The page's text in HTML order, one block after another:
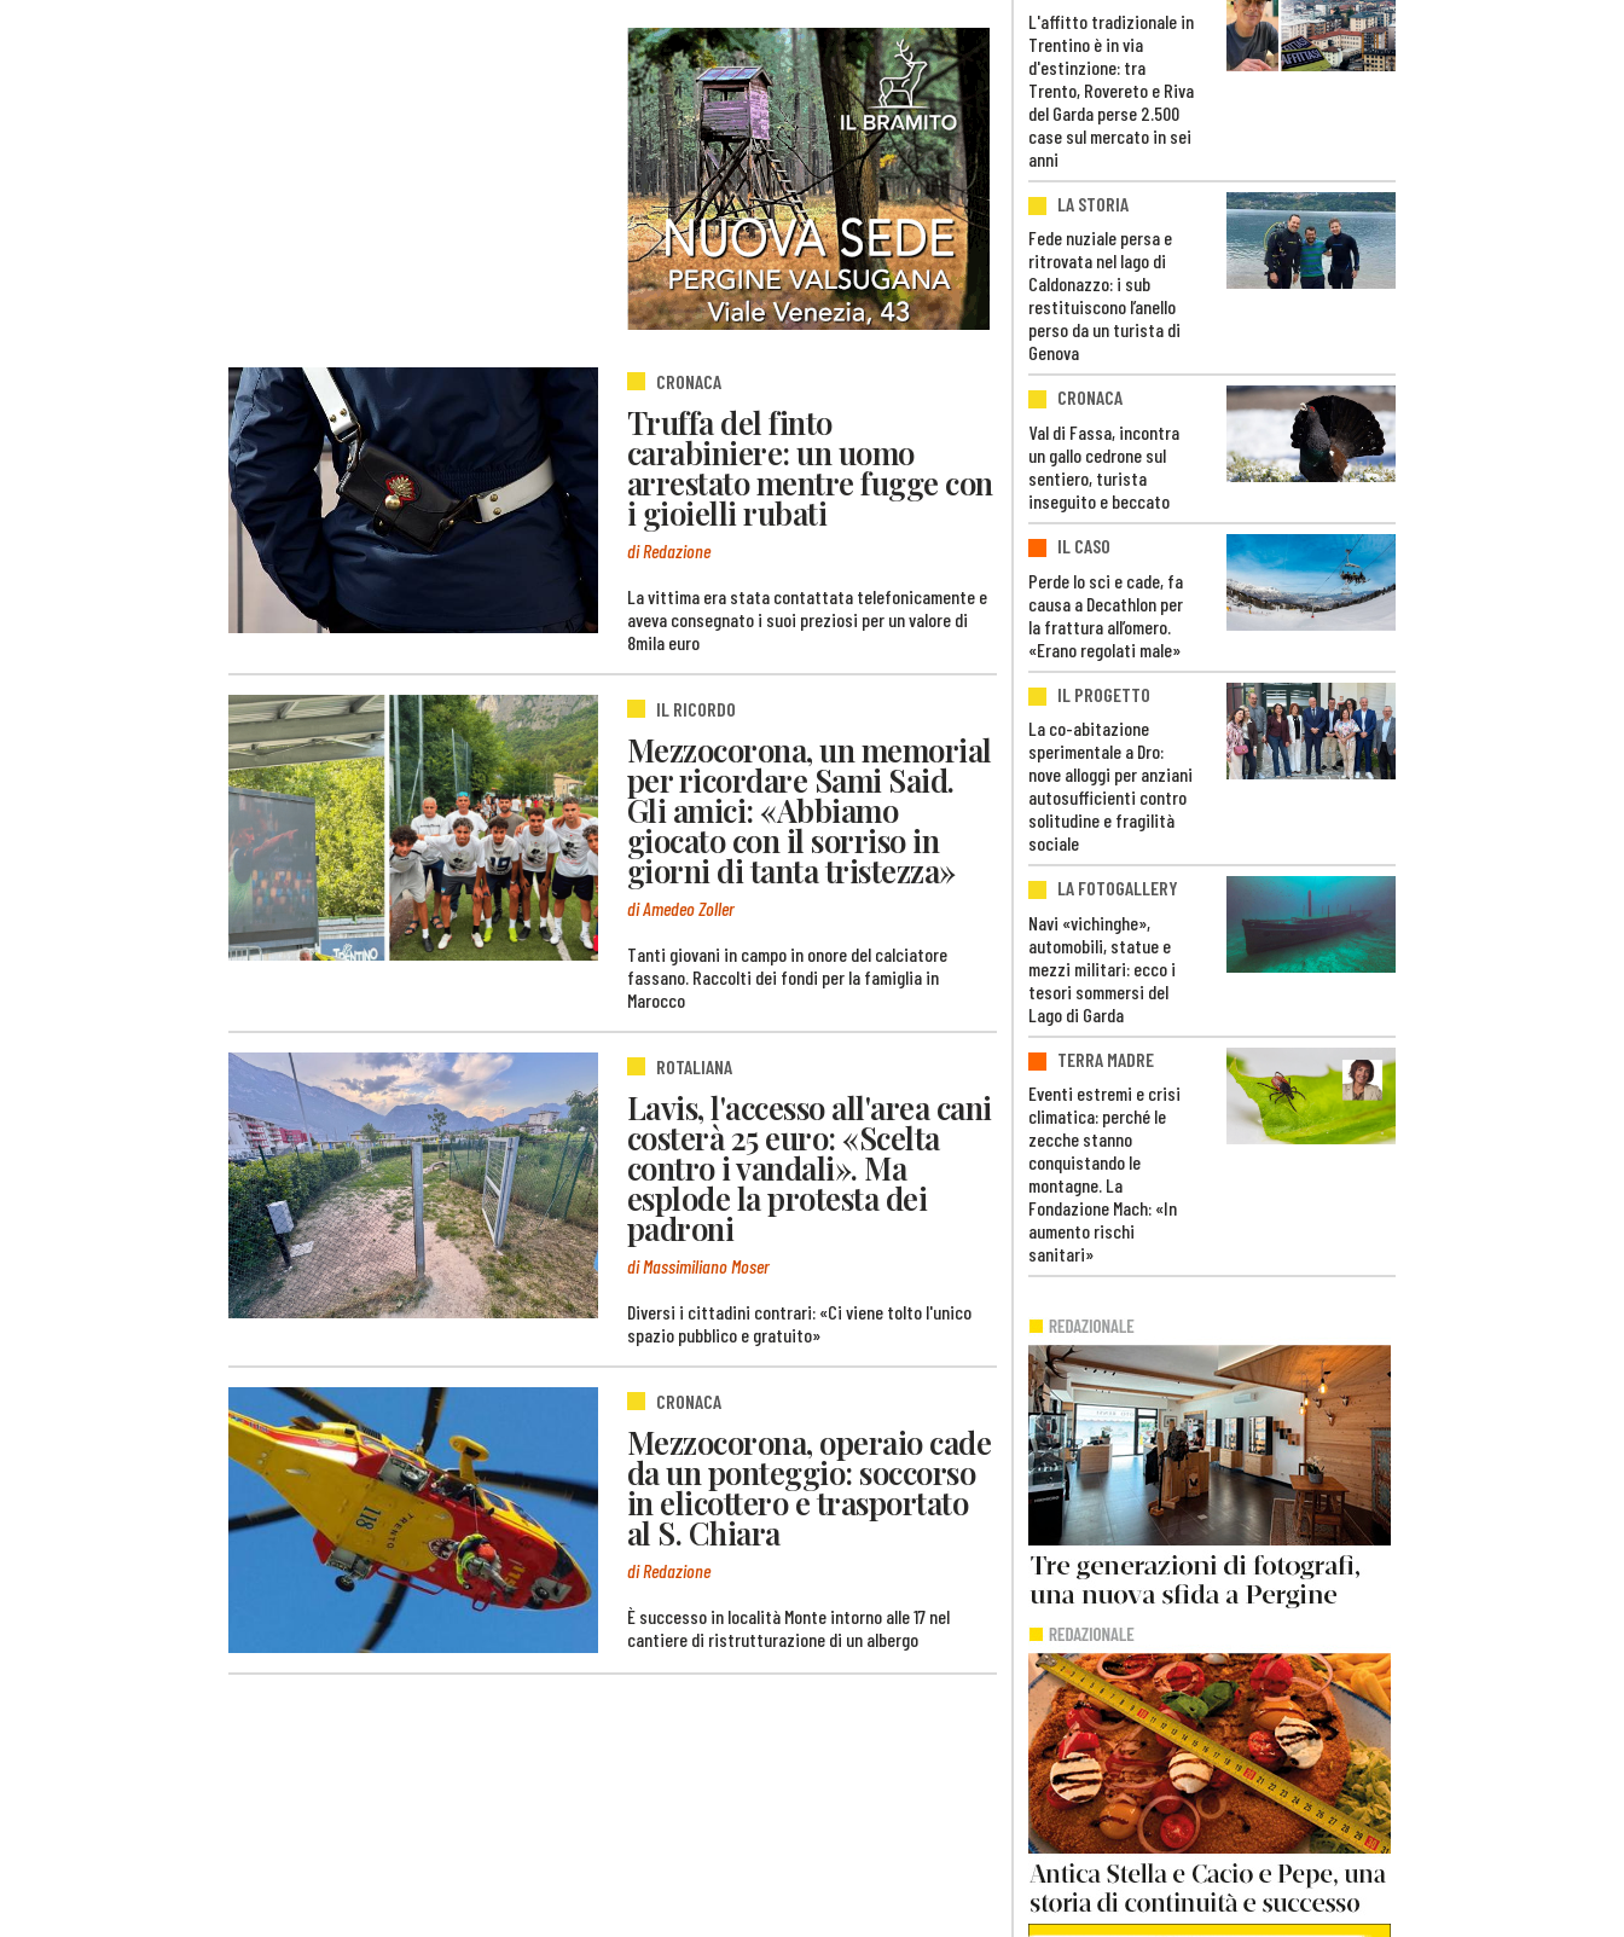
CRONACA
Truffa del finto
carabiniere: un uomo
arrestato mentre fugge con
i gioielli rubati
di Redazione
La vittima era stata contattata telefonicamente e
aveva consegnato i suoi preziosi per un valore di
8mila euro
IL RICORDO
Mezzocorona, un memorial
per ricordare Sami Said.
Gli amici: «Abbiamo
giocato con il sorriso in
giorni di tanta tristezza»
di Amedeo Zoller
Tanti giovani in campo in onore del calciatore
fassano. Raccolti dei fondi per la famiglia in
Marocco
ROTALIANA
Lavis, l'accesso all'area cani
costerà 25 euro: «Scelta
contro i vandali». Ma
esplode la protesta dei
padroni
di Massimiliano Moser
Diversi i cittadini contrari: «Ci viene tolto l'unico
spazio pubblico e gratuito»
CRONACA
Mezzocorona, operaio cade
da un ponteggio: soccorso
in elicottero e trasportato
al S. Chiara
di Redazione
È successo in località Monte intorno alle 17 nel
cantiere di ristrutturazione di un albergo
L'affitto tradizionale in
Trentino è in via
d'estinzione: tra
Trento, Rovereto e Riva
del Garda perse 2.500
case sul mercato in sei
anni
LA STORIA
Fede nuziale persa e
ritrovata nel lago di
Caldonazzo: i sub
restituiscono l’anello
perso da un turista di
Genova
CRONACA
Val di Fassa, incontra
un gallo cedrone sul
sentiero, turista
inseguito e beccato
IL CASO
Perde lo sci e cade, fa
causa a Decathlon per
la frattura all’omero.
«Erano regolati male»
IL PROGETTO
La co-abitazione
sperimentale a Dro:
nove alloggi per anziani
autosufficienti contro
solitudine e fragilità
sociale
LA FOTOGALLERY
Navi «vichinghe»,
automobili, statue e
mezzi militari: ecco i
tesori sommersi del
Lago di Garda
TERRA MADRE
Eventi estremi e crisi
climatica: perché le
zecche stanno
conquistando le
montagne. La
Fondazione Mach: «In
aumento rischi
sanitari»